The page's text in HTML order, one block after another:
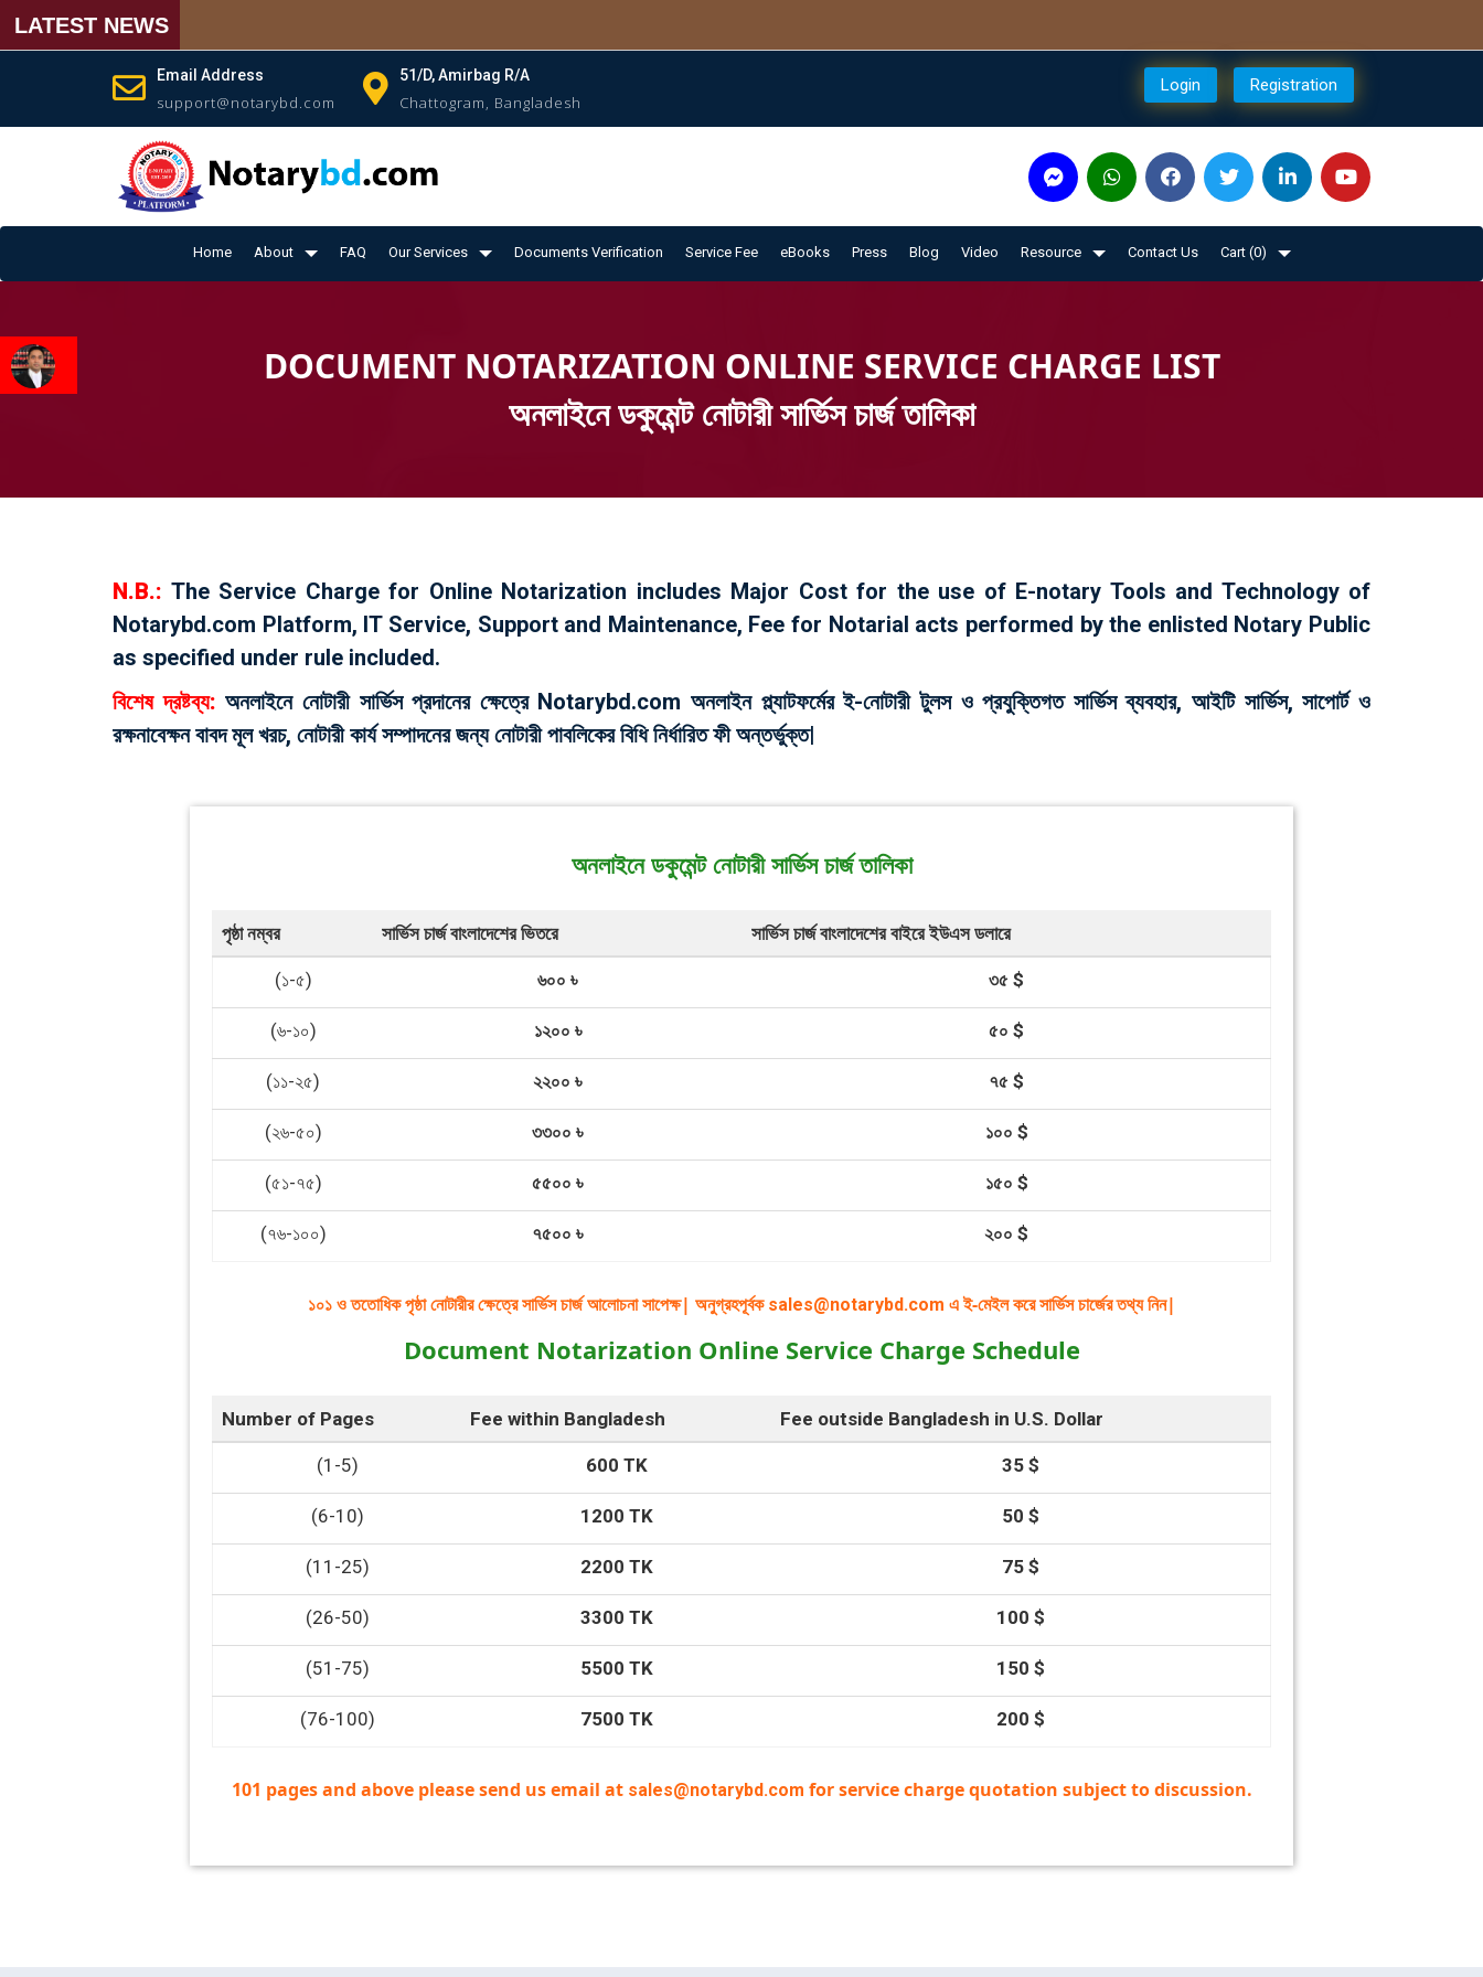
LATEST NEWS
Email Address
support@notarybd.com
51/D, Amirbag R/A
Chattogram, Bangladesh
Login Registration
Home About FAQ Our Services Documents Verification Service Fee eBooks Press Blog Video Resource Contact Us Cart (0)
DOCUMENT NOTARIZATION ONLINE SERVICE CHARGE LIST
অনলাইনে ডকুমেন্ট নোটারী সা‍র্ভিস চা‍র্জ তালিকা
N.B.: The Service Charge for Online Notarization includes Major Cost for the use of E-notary Tools and Technology of
Notarybd.com Platform, IT Service, Support and Maintenance, Fee for Notarial acts performed by the enlisted Notary Public
as specified under rule included.
বিশেষ দ্রষ্টব্য: অনলাইনে নোটারী সা‍র্ভিস প্রদানের ক্ষেত্রে Notarybd.com অনলাইন প্ল্যাটফ‍‍র্মের ই-নোটারী টুলস ও প্রযুক্তিগত সা‍র্ভিস ব্যবহার, আইটি সা‍র্ভিস, সাপো‍র্ট ও
রক্ষনাবেক্ষন বাবদ মূল খরচ, নোটারী কা‍র্য সম্পাদনের জন্য নোটারী পাবলিকের বিধি নি‍র্ধারিত ফী অন্তর্ভুক্ত|
অনলাইনে ডকুমেন্ট নোটারী সা‍র্ভিস চ‍া‍র্জ তালিকা
প‍ৃষ্ঠা নম্বর সা‍র্ভিস চা‍র্জ বাংলাদেশের ভিতরে সা‍র্ভিস চা‍র্জ বাংলাদেশের বাইরে ইউএস ডলারে
(১-৫) ৬০০ ৳ ৩৫ $
(৬-১০) ১২০০ ৳ ৫০ $
(১১-২৫) ২২০০ ৳ ৭৫ $
(২৬-৫০) ৩৩০০ ৳ ১০০ $
(৫১-৭৫) ৫৫০০ ৳ ১৫০ $
(৭৬-১০০) ৭৫০০ ৳ ২০০ $
১০১ ও ততোধিক প‍ৃষ্ঠা নোটারীর ক্ষেত্রে সা‍র্ভিস চা‍র্জ আলোচনা সাপেক্ষ| অনুগ্রহপূ‍র্বক sales@notarybd.com এ ই-মেইল করে সা‍র্ভিস চা‍র্জের তথ্য নিন|
Document Notarization Online Service Charge Schedule
Number of Pages Fee within Bangladesh Fee outside Bangladesh in U.S. Dollar
(1-5) 600 TK 35 $
(6-10) 1200 TK 50 $
(11-25) 2200 TK 75 $
(26-50) 3300 TK 100 $
(51-75) 5500 TK 150 $
(76-100) 7500 TK 200 $
101 pages and above please send us email at sales@notarybd.com for service charge quotation subject to discussion.